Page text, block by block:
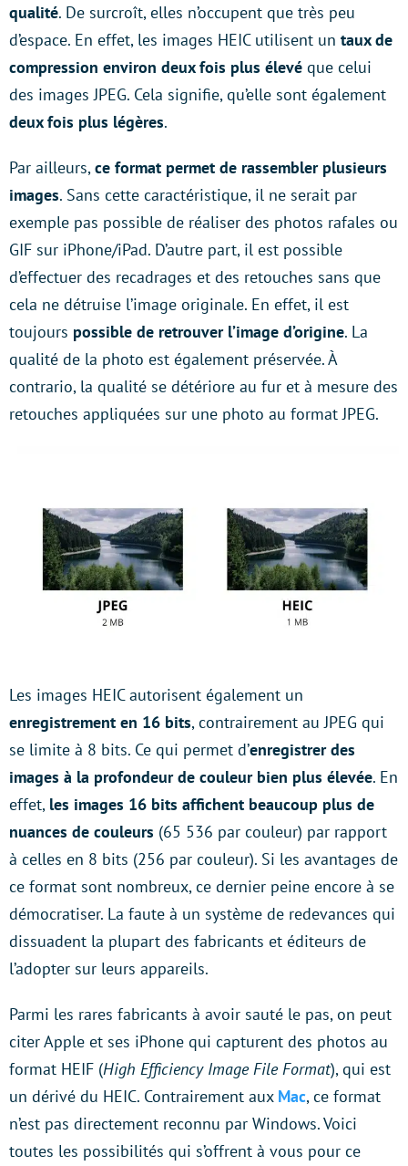
qualité. De surcroît, elles n’occupent que très peu
d’espace. En effet, les images HEIC utilisent un taux de
compression environ deux fois plus élevé que celui
des images JPEG. Cela signifie, qu’elle sont également
deux fois plus légères.
Par ailleurs,ce format permet de rassembler plusieurs
images. Sans cette caractéristique, il ne serait par
exemple pas possible de réaliser des photos rafales ou
GIF sur iPhone/iPad. D’autre part, il est possible
d’effectuer des recadrages et des retouches sans que
cela ne détruise l’image originale. En effet, il est
toujours possible de retrouver l’image d’origine. La
qualité de la photo est également préservée. À
contrario, la qualité se détériore au fur et à mesure des
retouches appliquées sur une photo au format JPEG.
Les images HEIC autorisent également un
enregistrement en 16 bits, contrairement au JPEG qui
se limite à 8 bits. Ce qui permet d’enregistrer des
images à la profondeur de couleur bien plus élevée. En
effet, les images 16 bits affichent beaucoup plus de
nuances de couleurs (65 536 par couleur) par rapport
à celles en 8 bits (256 par couleur). Si les avantages de
ce format sont nombreux, ce dernier peine encore à se
démocratiser. La faute à un système de redevances qui
dissuadent la plupart des fabricants et éditeurs de
l’adopter sur leurs appareils.
Parmi les rares fabricants à avoir sauté le pas, on peut
citer Apple et ses iPhone qui capturent des photos au
format HEIF (High Efficiency Image File Format), qui est
un dérivé du HEIC. Contrairement aux Mac, ce format
n’est pas directement reconnu par Windows. Voici
toutes les possibilités qui s’offrent à vous pour ce